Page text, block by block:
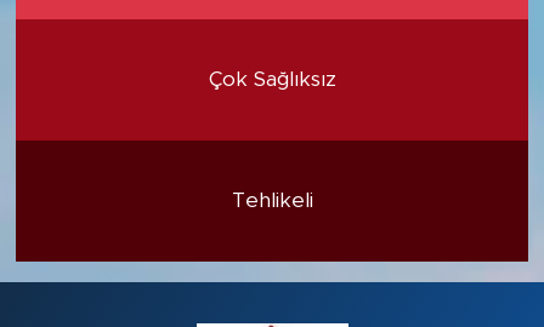
Çok Sağlıksız
Tehlikeli